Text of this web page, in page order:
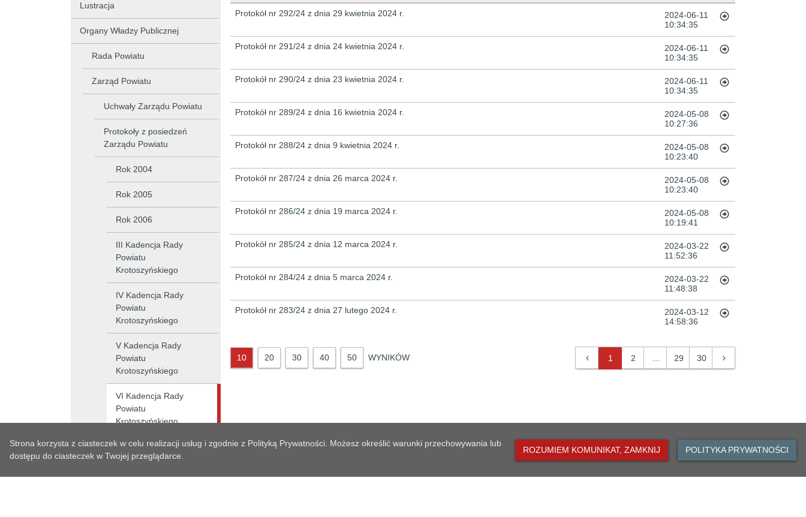
Lustracja
Organy Władzy Publicznej
Rada Powiatu
Zarząd Powiatu
Uchwały Zarządu Powiatu
Protokoły z posiedzeń
Zarządu Powiatu
Rok 2004
Rok 2005
Rok 2006
III Kadencja Rady
Powiatu
Krotoszyńskiego
IV Kadencja Rady
Powiatu
Krotoszyńskiego
V Kadencja Rady
Powiatu
Krotoszyńskiego
VI Kadencja Rady
Powiatu
Krotoszyńskiego
VII kadencja Rady
Powiatu
Lista artykułów
Protokół nr 292/24 z dnia 29 kwietnia 2024 r.
2024-06-11
10:34:35
Protokół nr 291/24 z dnia 24 kwietnia 2024 r.
2024-06-11
10:34:35
Protokół nr 290/24 z dnia 23 kwietnia 2024 r.
2024-06-11
10:34:35
Protokół nr 289/24 z dnia 16 kwietnia 2024 r.
2024-05-08
10:27:36
Protokół nr 288/24 z dnia 9 kwietnia 2024 r.
2024-05-08
10:23:40
Protokół nr 287/24 z dnia 26 marca 2024 r.
2024-05-08
10:23:40
Protokół nr 286/24 z dnia 19 marca 2024 r.
2024-05-08
10:19:41
Protokół nr 285/24 z dnia 12 marca 2024 r.
2024-03-22
11:52:36
Protokół nr 284/24 z dnia 5 marca 2024 r.
2024-03-22
11:48:38
Protokół nr 283/24 z dnia 27 lutego 2024 r.
2024-03-12
14:58:36
10 20 30 40 50 WYNIKÓW 1 2 29 30
Strona korzysta z ciasteczek w celu realizacji usług i zgodnie z Polityką Prywatności. Możesz określić warunki przechowywania lub
dostępu do ciasteczek w Twojej przeglądarce.
ROZUMIEM KOMUNIKAT, ZAMKNIJ POLITYKA PRYWATNOŚCI